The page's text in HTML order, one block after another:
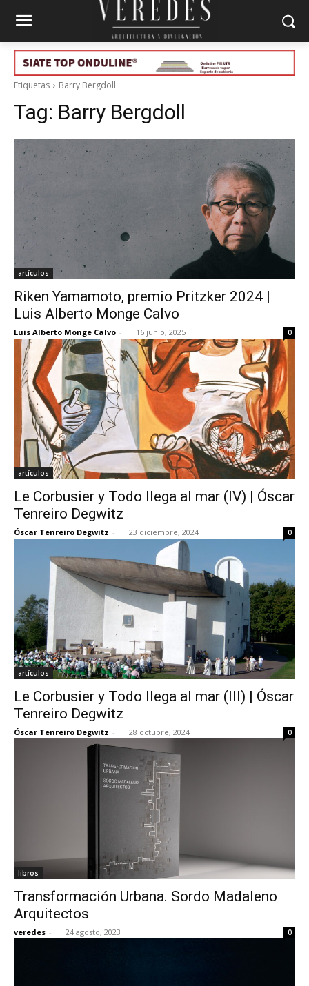
Etiquetas Barry Bergdoll
Tag: Barry Bergdoll
artículos
Riken Yamamoto, premio Pritzker 2024 |
Luis Alberto Monge Calvo
Luis Alberto Monge Calvo - 16 junio, 2025 0
artículos
Le Corbusier y Todo llega al mar (IV) | Óscar
Tenreiro Degwitz
Óscar Tenreiro Degwitz - 23 diciembre, 2024 0
artículos
Le Corbusier y Todo llega al mar (III) | Óscar
Tenreiro Degwitz
Óscar Tenreiro Degwitz - 28 octubre, 2024 0
libros
Transformación Urbana. Sordo Madaleno
Arquitectos
veredes - 24 agosto, 2023 0